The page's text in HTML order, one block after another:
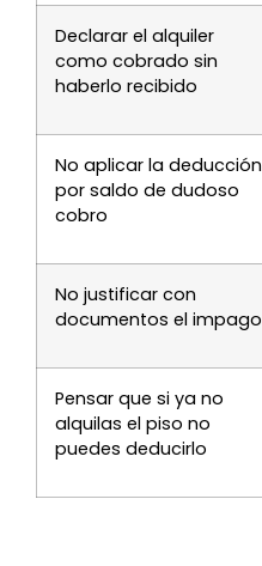
Declarar el alquiler
como cobrado sin
haberlo recibido
No aplicar la deducción
por saldo de dudoso
cobro
No justificar con
documentos el impago
Pensar que si ya no
alquilas el piso no
puedes deducirlo